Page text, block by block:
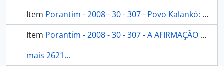
Item Porantim - 2008 - 30 - 307 - Povo Kalankó: dez anos de luta pela demarcação da terra tradicional [Porantim]
Item Porantim - 2008 - 30 - 307 - A AFIRMAÇÃO dos direitos indígenas na Constituinte [Porantim]
mais 2621...